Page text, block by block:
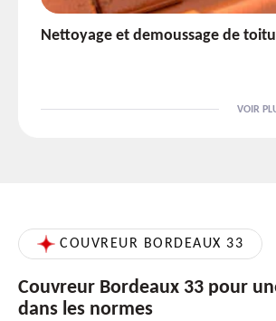
Etanchéité toiture 33
VOIR
COUVREUR BORDEAUX 33
Couvreur Bordeaux 33 pour
dans les normes